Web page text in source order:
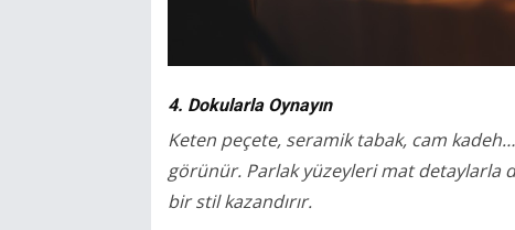
4. Dokularla Oynayın
Keten peçete, seramik tabak, cam
görünür. Parlak yüzeyleri mat detaylarla
bir stil kazandırır.